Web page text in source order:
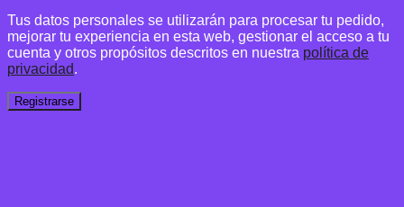
Tus datos personales se utilizarán para procesar tu pedido,
mejorar tu experiencia en esta web, gestionar el acceso a tu
cuenta y otros propósitos descritos en nuestra política de
privacidad.
Registrarse